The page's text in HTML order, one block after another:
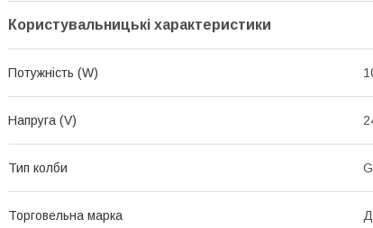
Користувальницькі характеристики
Потужність (W)
Напруга (V)
Тип колби
Торговельна марка